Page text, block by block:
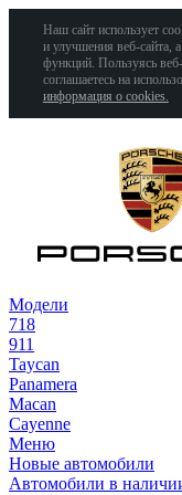
Наш сайт использует
и улучшения веб-сайта,
функций. Пользуясь
соглашаетесь на
информация о cookies.
Модели
718
911
Taycan
Panamera
Macan
Cayenne
Меню
Новые автомобили
Автомобили в